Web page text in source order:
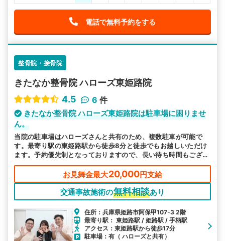
電話で無料予約をする
整骨院・接骨院
きたなか整骨院 ハローズ東姫路院
4.5
6 件
きたなか整骨院 ハローズ東姫路院は駐車場に困りませ
ん。
当院の駐車場はハローズさんと共有のため、複数駐車が可能で
す。最寄り駅の東姫路駅から徒歩8分と徒歩でもお越しいただけ
ます。予約優先制となっておりますので、長い待ち時間もござい
ません。
お見舞金最大20,000円支給
交通事故施術の無料相談あり
住所：兵庫県姫路市阿保甲107-3 2階
最寄り駅： 東姫路駅 / 姫路駅 / 手柄駅
アクセス：東姫路駅から徒歩17分
駐車場：有（ ハローズと共有）